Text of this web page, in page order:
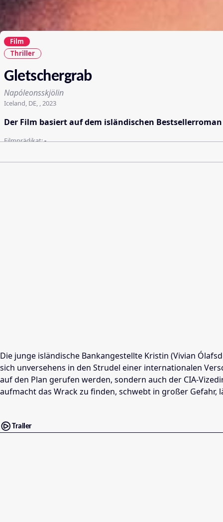
Film
Thriller
Gletschergrab
Napóleonsskjölin
Iceland, DE, , 2023
Der Film basiert auf dem isländischen
Filmprädikat:-
Die junge isländische Bankangestellte Kristin (Vivian
sich unversehens in den Strudel einer internationalen
auf den Plan gerufen werden, sondern auch der CIA-
aufmacht das Wrack zu finden, schwebt in großer
Trailer